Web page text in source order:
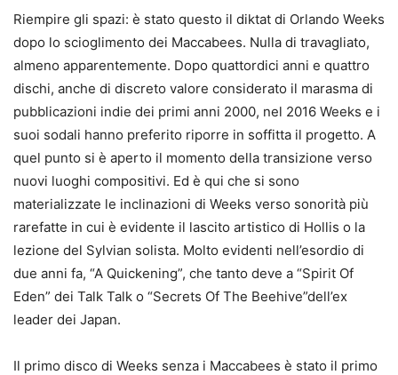
Riempire gli spazi: è stato questo il diktat di Orlando Weeks
dopo lo scioglimento dei Maccabees. Nulla di travagliato,
almeno apparentemente. Dopo quattordici anni e quattro
dischi, anche di discreto valore considerato il marasma di
pubblicazioni indie dei primi anni 2000, nel 2016 Weeks e i
suoi sodali hanno preferito riporre in soffitta il progetto. A
quel punto si è aperto il momento della transizione verso
nuovi luoghi compositivi. Ed è qui che si sono
materializzate le inclinazioni di Weeks verso sonorità più
rarefatte in cui è evidente il lascito artistico di Hollis o la
lezione del Sylvian solista. Molto evidenti nell’esordio di
due anni fa, “A Quickening”, che tanto deve a “Spirit Of
Eden” dei Talk Talk o “Secrets Of The Beehive”dell’ex
leader dei Japan.
Il primo disco di Weeks senza i Maccabees è stato il primo